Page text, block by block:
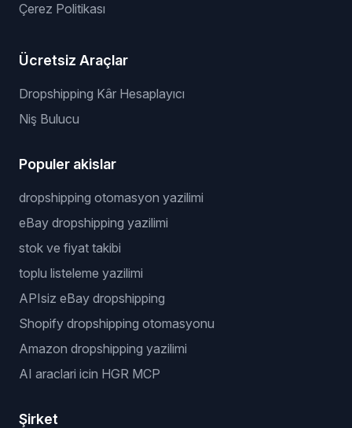
Çerez Politikası
Ücretsiz Araçlar
Dropshipping Kâr Hesaplayıcı
Niş Bulucu
Populer akislar
dropshipping otomasyon yazilimi
eBay dropshipping yazilimi
stok ve fiyat takibi
toplu listeleme yazilimi
APIsiz eBay dropshipping
Shopify dropshipping otomasyonu
Amazon dropshipping yazilimi
AI araclari icin HGR MCP
Şirket